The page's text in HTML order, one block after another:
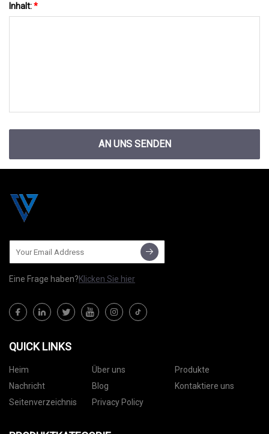
Inhalt:*
AN UNS SENDEN
Eine Frage haben?Klicken Sie hier
QUICK LINKS
Heim Über uns
Produkte
Nachricht
Blog
Kontaktiere uns
Seitenverzeichnis
Privacy Policy